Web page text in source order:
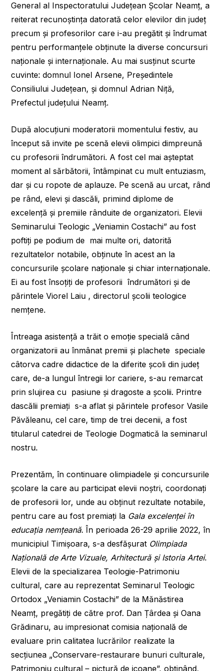
General al Inspectoratului Județean Școlar Neamț, a
reiterat recunoștința datorată celor elevilor din județ
precum și profesorilor care i-au pregătit și îndrumat
pentru performanțele obținute la diverse concursuri
naționale și internaționale. Au mai susținut scurte
cuvinte: domnul Ionel Arsene, Președintele
Consiliului Județean, și domnul Adrian Niță,
Prefectul județului Neamț.
După alocuțiuni moderatorii momentului festiv, au
început să invite pe scenă elevii olimpici dimpreună
cu profesorii îndrumători. A fost cel mai așteptat
moment al sărbătorii, întâmpinat cu mult entuziasm,
dar și cu ropote de aplauze. Pe scenă au urcat, rând
pe rând, elevi și dascăli, primind diplome de
excelență și premiile rânduite de organizatori. Elevii
Seminarului Teologic „Veniamin Costachi” au fost
poftiți pe podium de mai multe ori, datorită
rezultatelor notabile, obținute în acest an la
concursurile școlare naționale și chiar internaționale.
Ei au fost însoțiți de profesorii îndrumători și de
părintele Viorel Laiu , directorul școlii teologice
nemțene.
Întreaga asistență a trăit o emoție specială când
organizatorii au înmânat premii și plachete speciale
câtorva cadre didactice de la diferite școli din județ
care, de-a lungul întregii lor cariere, s-au remarcat
prin slujirea cu pasiune și dragoste a școlii. Printre
dascălii premiați s-a aflat și părintele profesor Vasile
Păvăleanu, cel care, timp de trei decenii, a fost
titularul catedrei de Teologie Dogmatică la seminarul
nostru.
Prezentăm, în continuare olimpiadele și concursurile
școlare la care au participat elevii noștri, coordonați
de profesorii lor, unde au obținut rezultate notabile,
pentru care au fost premiați la Gala excelenței în
educația nemțeană. În perioada 26-29 aprilie 2022, în
municipiul Timișoara, s-a desfășurat Olimpiada
Națională de Arte Vizuale, Arhitectură și Istoria Artei.
Elevii de la specializarea Teologie-Patrimoniu
cultural, care au reprezentat Seminarul Teologic
Ortodox „Veniamin Costachi” de la Mănăstirea
Neamț, pregătiți de către prof. Dan Țârdea și Oana
Grădinaru, au impresionat comisia națională de
evaluare prin calitatea lucrărilor realizate la
secțiunea „Conservare-restaurare bunuri culturale,
Patrimoniu cultural – pictură de icoane”, obținând,